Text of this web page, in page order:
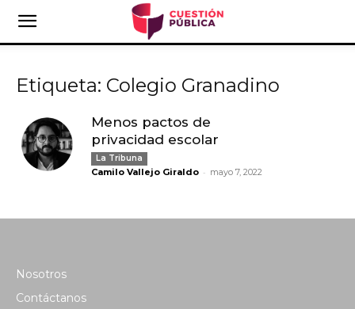
Etiqueta: Colegio Granadino
Menos pactos de
privacidad escolar
La Tribuna
Camilo Vallejo Giraldo - mayo 7, 2022
Nosotros
Contáctanos